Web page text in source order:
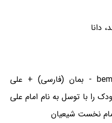
بِمان‌عَلی - فارسی، عربی - bemānali - بمان (فارسی) + علی
را با توسل به نام امام علی
امام نخست شیعیان